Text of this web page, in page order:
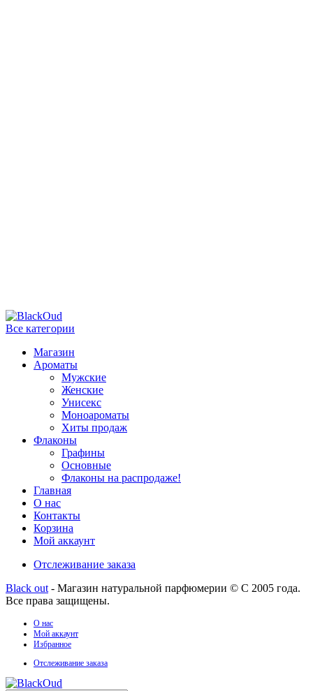
Все категории
Магазин
Ароматы
Мужские
Женские
Унисекс
Моноароматы
Хиты продаж
Флаконы
Графины
Основные
Флаконы на распродаже!
Главная
О нас
Контакты
Корзина
Мой аккаунт
Отслеживание заказа
Black out - Магазин натуральной парфюмерии © С 2005 года.
Все права защищены.
О нас
Мой аккаунт
Избранное
Отслеживание заказа